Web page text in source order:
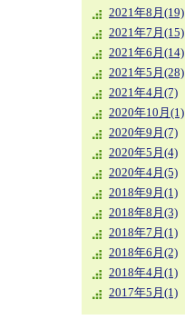
2021年8月(19)
2021年7月(15)
2021年6月(14)
2021年5月(28)
2021年4月(7)
2020年10月(1)
2020年9月(7)
2020年5月(4)
2020年4月(5)
2018年9月(1)
2018年8月(3)
2018年7月(1)
2018年6月(2)
2018年4月(1)
2017年5月(1)